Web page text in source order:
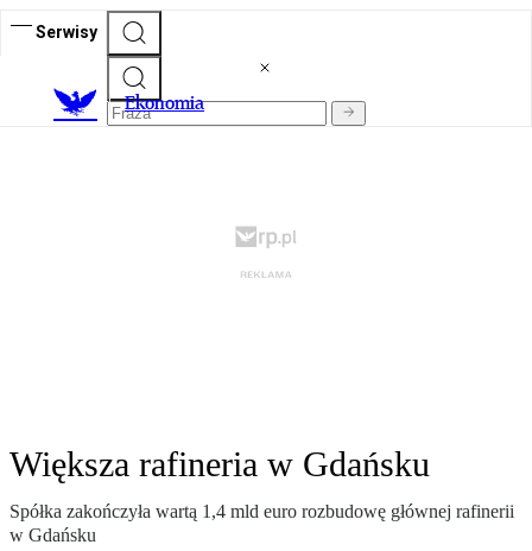
Serwisy
Ekonomia
Większa rafineria w Gdańsku
Spółka zakończyła wartą 1,4 mld euro rozbudowę głównej rafinerii
w Gdańsku